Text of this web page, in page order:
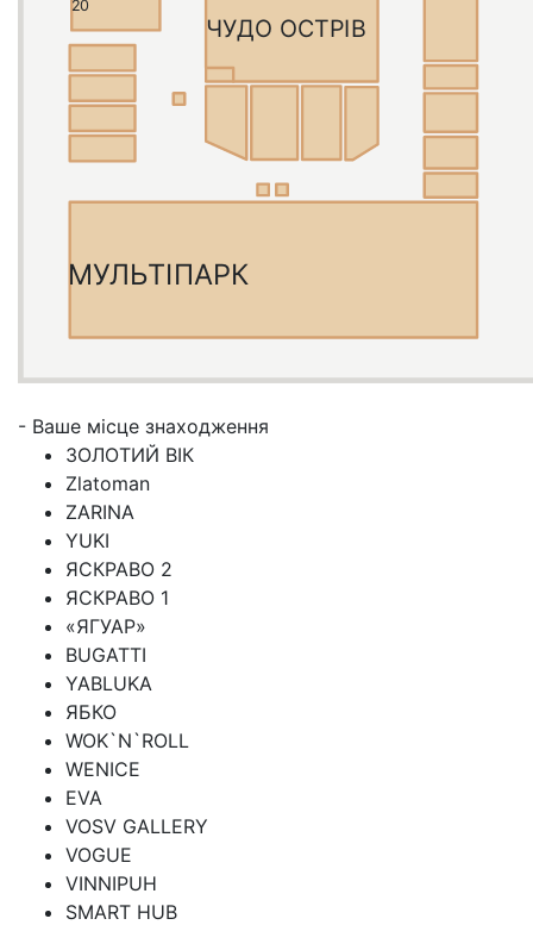
20
МУЛЬТІПАРК
ЧУДО ОСТРІВ
- Ваше місце знаходження
ЗОЛОТИЙ ВІК
Zlatoman
ZARINA
YUKI
ЯСКРАВО 2
ЯСКРАВО 1
«ЯГУАР»
BUGATTI
YABLUKA
ЯБКО
WOK`N`ROLL
WENICE
EVA
VOSV GALLERY
VOGUE
VINNIPUH
SMART HUB